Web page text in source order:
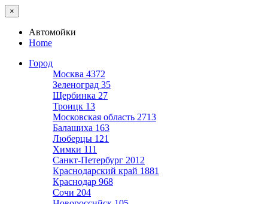
×
Автомойки
Home
Город
Москва 4372
Зеленоград 35
Щербинка 27
Троицк 13
Московская область 2713
Балашиха 163
Люберцы 121
Химки 111
Санкт-Петербург 2012
Краснодарский край 1881
Краснодар 968
Сочи 204